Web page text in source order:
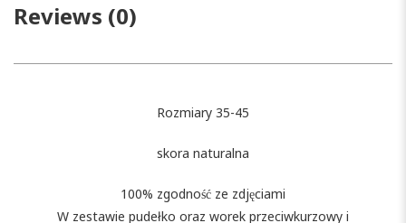
Reviews (0)
Rozmiary 35-45
skora naturalna
100% zgodność ze zdjęciami
W zestawie pudełko oraz worek przeciwkurzowy i